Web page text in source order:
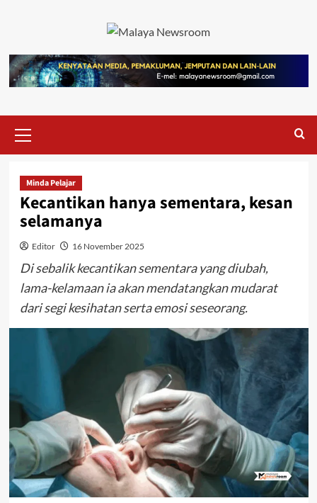
Minda Pelajar
Kecantikan hanya sementara, kesan
selamanya
Editor 16 November 2025
Di sebalik kecantikan sementara yang diubah,
lama-kelamaan ia akan mendatangkan mudarat
dari segi kesihatan serta emosi seseorang.